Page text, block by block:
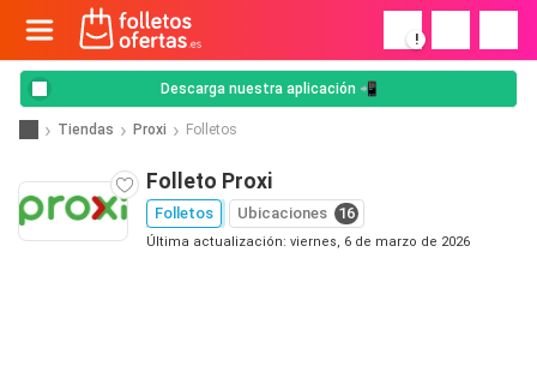
!
Descarga nuestra aplicación 📲
Tiendas Proxi Folletos
Folleto Proxi
Folletos Ubicaciones 16
Última actualización: viernes, 6 de marzo de 2026